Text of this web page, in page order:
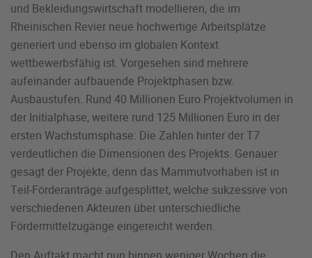
und Bekleidungswirtschaft modellieren, die im
Rheinischen Revier neue hochwertige Arbeitsplätze
generiert und ebenso im globalen Kontext
wettbewerbsfähig ist. Vorgesehen sind mehrere
aufeinander aufbauende Projektphasen bzw.
Ausbaustufen. Rund 40 Millionen Euro Projektvolumen in
der Initialphase, weitere rund 125 Millionen Euro in der
ersten Wachstumsphase: Die Zahlen hinter der T7
verdeutlichen die Dimensionen des Projekts. Genauer
gesagt der Projekte, denn das Mammutvorhaben ist in
Teil-Förderanträge aufgesplittet, welche sukzessive von
verschiedenen Akteuren über unterschiedliche
Fördermittelzugänge eingereicht werden.